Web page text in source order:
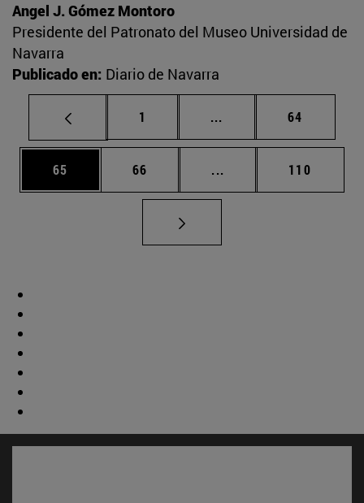
Angel J. Gómez Montoro
Presidente del Patronato del Museo Universidad de
Navarra
Publicado en: Diario de Navarra
Página
1 ... Páginas intermedias
Página
64
Página
65 Página
66 ... Páginas intermedias
Página
110